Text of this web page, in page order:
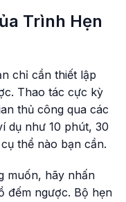
Trình Hẹn
chỉ cần thiết lập
Thao tác cực kỳ
thủ công qua các
dụ như 10 phút, 30
thể nào bạn cần.
muốn, hãy nhấn
đếm ngược. Bộ hẹn